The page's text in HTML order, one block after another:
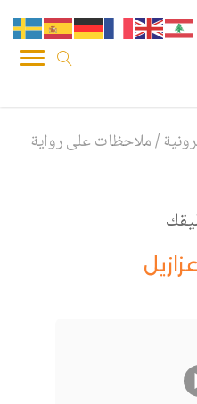
/ملاحظات على رواية